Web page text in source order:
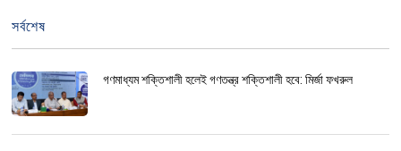
সর্বশেষ
গণমাধ্যম শক্তিশালী হলেই গণতন্ত্র শক্তিশালী হবে: মির্জা ফখরুল